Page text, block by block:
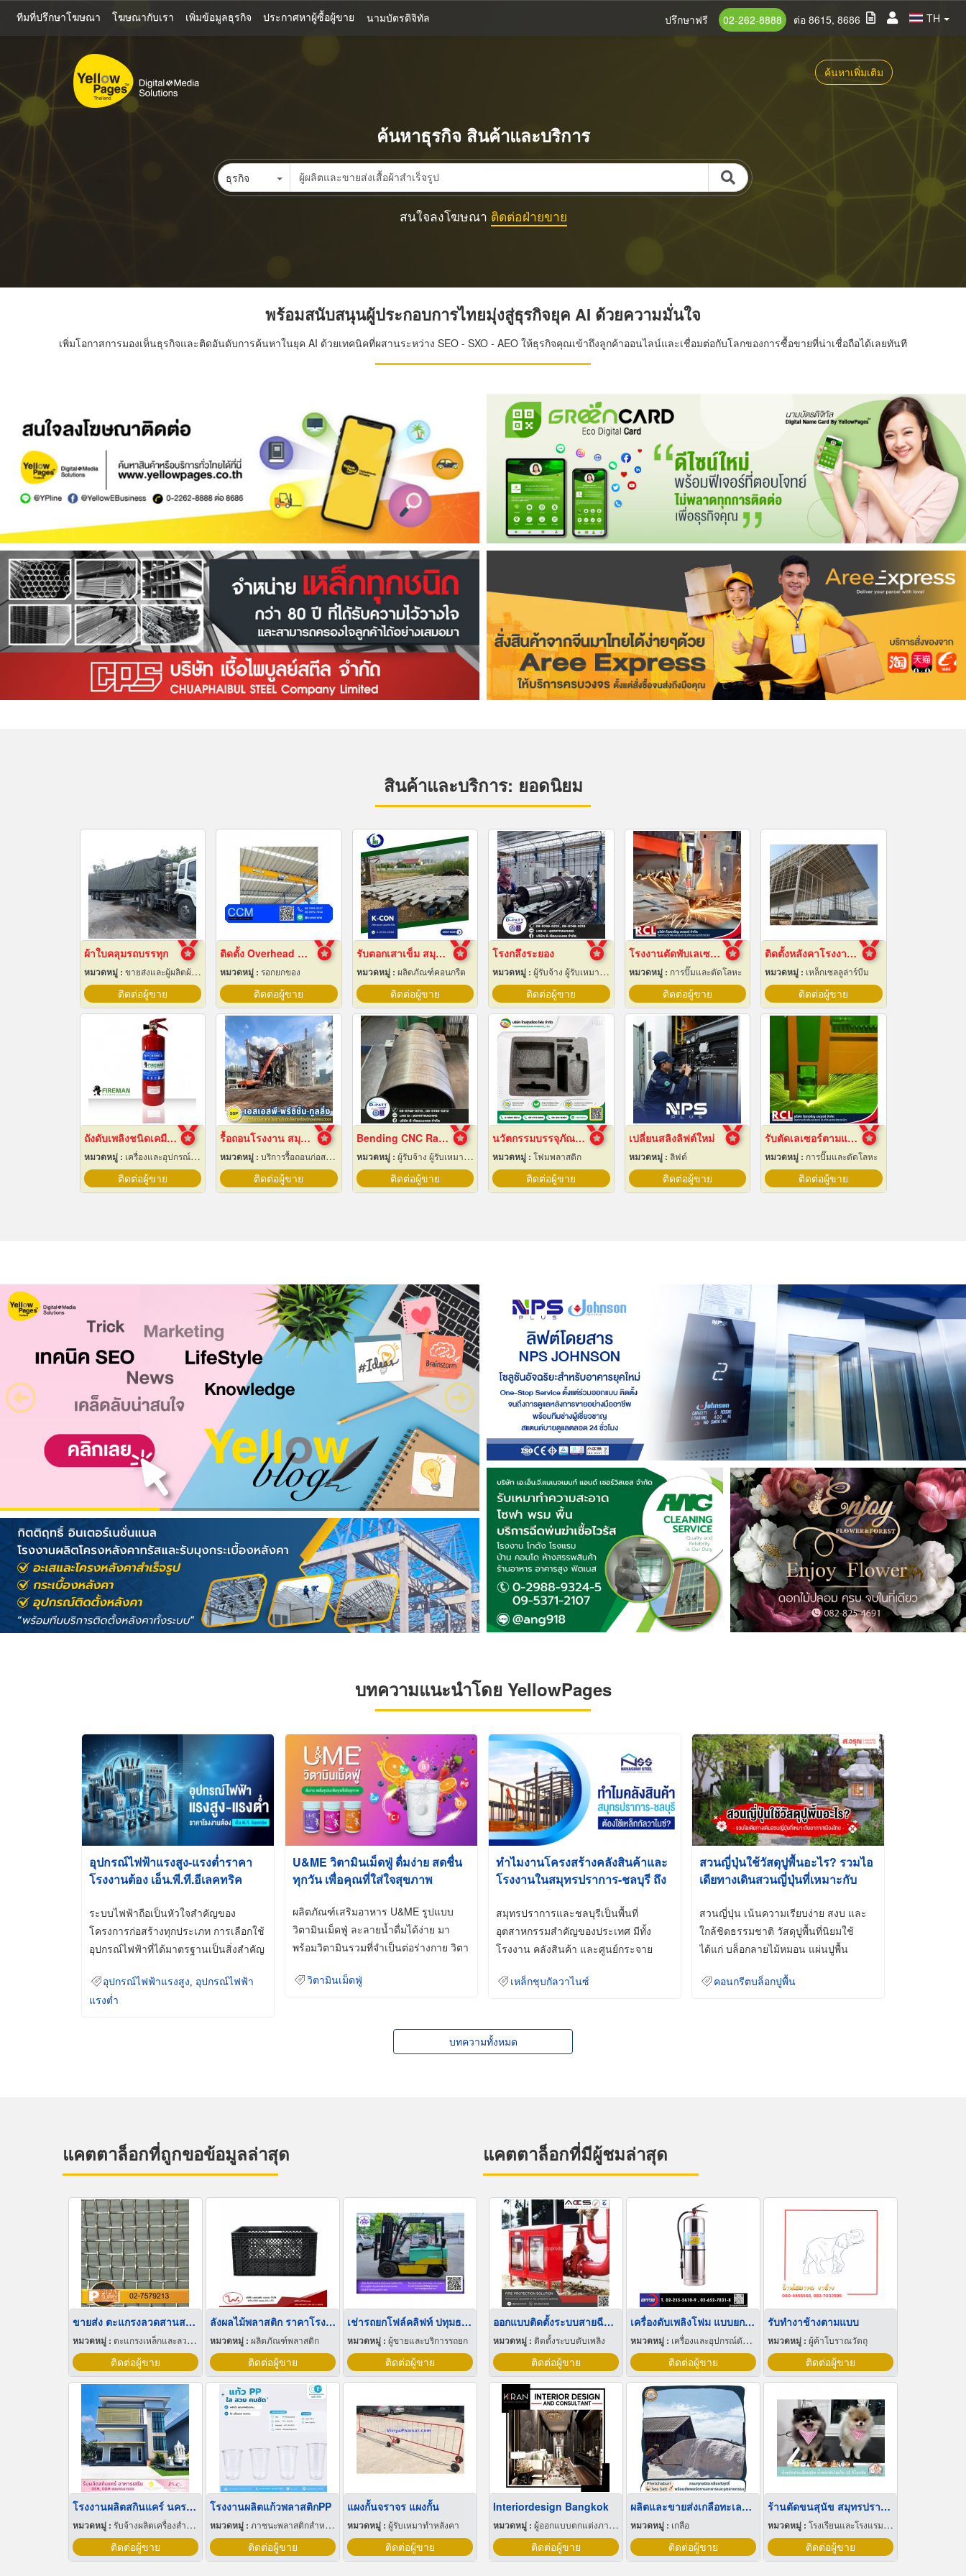
หลัก
ทีมที่ปรึกษาโฆษณา โฆษณากับเรา เพิ่มข้อมูลธุรกิจ ประกาศหาผู้ซื้อผู้ขาย นามบัตรดิจิทัล TH
ปรึกษาฟรี 02-262-8888 ต่อ 8615, 8686
ค้นหาเพิ่มเติม
ค้นหาธุรกิจ สินค้าและบริการ
ธุรกิจ
สนใจลงโฆษณา ติดต่อฝ่ายขาย
พร้อมสนับสนุนผู้ประกอบการไทยมุ่งสู่ธุรกิจยุค AI ด้วยความมั่นใจ
เพิ่มโอกาสการมองเห็นธุรกิจและติดอันดับการค้นหาในยุค AI ด้วยเทคนิคที่ผสานระหว่าง SEO - SXO - AEO ให้ธุรกิจคุณเข้าถึงลูกค้าออนไลน์และเชื่อมต่อกับโลกของการซื้อขายที่น่าเชื่อถือได้เลยทันที
สินค้าและบริการ: ยอดนิยม
ผ้าใบคลุมรถบรรทุก
หมวดหมู่ : ขายส่งและผู้ผลิตผ้าใบ
ติดต่อผู้ขาย
ติดตั้ง Overhead Crane
หมวดหมู่ : รอกยกของ
ติดต่อผู้ขาย
รับตอกเสาเข็ม สมุทรปราการ ราคาถูก
หมวดหมู่ : ผลิตภัณฑ์คอนกรีต
ติดต่อผู้ขาย
โรงกลึงระยอง
หมวดหมู่ : ผู้รับจ้าง ผู้รับเหมากลึง
ติดต่อผู้ขาย
โรงงานตัดพับเลเซอร์ อยุธยา
หมวดหมู่ : การปั๊มและตัดโลหะ
ติดต่อผู้ขาย
ติดตั้งหลังคาโรงงานเซลลูล่าร์บีม
หมวดหมู่ : เหล็กเซลลูล่าร์บีม
ติดต่อผู้ขาย
ถังดับเพลิงชนิดเคมีแห้ง สำหรับติดรถยนต์
หมวดหมู่ : เครื่องและอุปกรณ์ดับเพลิง
ติดต่อผู้ขาย
รื้อถอนโรงงาน สมุทรปราการ
หมวดหมู่ : บริการรื้อถอนก่อสร้าง
ติดต่อผู้ขาย
Bending CNC Rayong
หมวดหมู่ : ผู้รับจ้าง ผู้รับเหมากลึง
ติดต่อผู้ขาย
นวัตกรรมบรรจุภัณฑ์ Epe Foam
หมวดหมู่ : โฟมพลาสติก
ติดต่อผู้ขาย
เปลี่ยนสลิงลิฟต์ใหม่
หมวดหมู่ : ลิฟต์
ติดต่อผู้ขาย
รับตัดเลเซอร์ตามแบบ
หมวดหมู่ : การปั๊มและตัดโลหะ
ติดต่อผู้ขาย
บทความแนะนำโดย YellowPages
อุปกรณ์ไฟฟ้าแรงสูง-แรงต่ำราคา
โรงงานต้อง เอ็น.พี.ที.อีเลคทริค
ระบบไฟฟ้าถือเป็นหัวใจสำคัญของ
โครงการก่อสร้างทุกประเภท การเลือกใช้
อุปกรณ์ไฟฟ้าที่ได้มาตรฐานเป็นสิ่งสำคัญ
อุปกรณ์ไฟฟ้าแรงสูง
อุปกรณ์ไฟฟ้า
แรงต่ำ
U&ME วิตามินเม็ดฟู่ ดื่มง่าย สดชื่น
ทุกวัน เพื่อคุณที่ใส่ใจสุขภาพ
ผลิตภัณฑ์เสริมอาหาร U&ME รูปแบบ
วิตามินเม็ดฟู่ ละลายน้ำดื่มได้ง่าย มา
พร้อมวิตามินรวมที่จำเป็นต่อร่างกาย วิตา
วิตามินเม็ดฟู่
ทำไมงานโครงสร้างคลังสินค้าและ
โรงงานในสมุทรปราการ-ชลบุรี ถึง
Galvanized)
สมุทรปราการและชลบุรีเป็นพื้นที่
อุตสาหกรรมสำคัญของประเทศ มีทั้ง
โรงงาน คลังสินค้า และศูนย์กระจาย
เหล็กชุบกัลวาไนซ์
สวนญี่ปุ่นใช้วัสดุปูพื้นอะไร? รวมไอ
เดียทางเดินสวนญี่ปุ่นที่เหมาะกับ
สวนญี่ปุ่น เน้นความเรียบง่าย สงบ และ
ใกล้ชิดธรรมชาติ วัสดุปูพื้นที่นิยมใช้
ได้แก่ บล็อกลายไม้หมอน แผ่นปูพื้น
คอนกรีตบล็อกปูพื้น
บทความทั้งหมด
แคตตาล็อกที่ถูกขอข้อมูลล่าสุด
ขายส่ง ตะแกรงลวดสานสแตนเลส
หมวดหมู่ : ตะแกรงเหล็กและลวดตาข่าย
ติดต่อผู้ขาย
ลังผลไม้พลาสติก ราคาโรงงาน
หมวดหมู่ : ผลิตภัณฑ์พลาสติก
ติดต่อผู้ขาย
เช่ารถยกโฟล์คลิฟท์ ปทุมธานี
หมวดหมู่ :ผู้ขายและบริการรถยก
ติดต่อผู้ขาย
โรงงานผลิตสกินแคร์ นครปฐม
หมวดหมู่ : รับจ้างผลิตเครื่องสำอาง
ติดต่อผู้ขาย
โรงงานผลิตแก้วพลาสติกPP
หมวดหมู่ : ภาชนะพลาสติกสำหรับบรรจุ
ติดต่อผู้ขาย
แผงกั้นจราจร แผงกั้น
หมวดหมู่ :ผู้รับเหมาทำหลังคา
ติดต่อผู้ขาย
แคตตาล็อกที่มีผู้ชมล่าสุด
ออกแบบติดตั้งระบบสายฉีดน้ำดับเพลิง (Fire hose systems)
หมวดหมู่ : ติดตั้งระบบดับเพลิง
ติดต่อผู้ขาย
เครื่องดับเพลิงโฟม แบบยกหิ้ว
หมวดหมู่ : เครื่องและอุปกรณ์ดับเพลิง
ติดต่อผู้ขาย
รับทำงาช้างตามแบบ
หมวดหมู่ :ผู้ค้าโบราณวัตถุ
ติดต่อผู้ขาย
Interiordesign Bangkok
หมวดหมู่ : ผู้ออกแบบตกแต่งภายใน
ติดต่อผู้ขาย
ผลิตและขายส่งเกลือทะเลแท้ ราคาถูก
หมวดหมู่ : เกลือ
ติดต่อผู้ขาย
ร้านตัดขนสุนัข สมุทรปราการ
หมวดหมู่ :โรงเรียนและโรงแรมสำหรับสัตว์เลี้ยง
ติดต่อผู้ขาย